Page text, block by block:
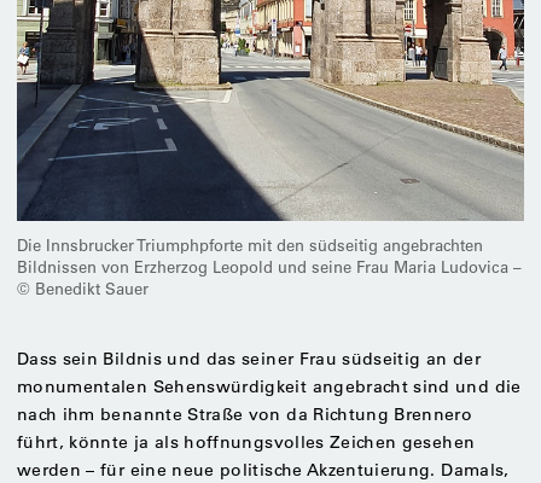
Die Innsbrucker Triumphpforte mit den südseitig angebrachten
Bildnissen von Erzherzog Leopold und seine Frau Maria Ludovica –
© Benedikt Sauer
Dass sein Bildnis und das seiner Frau südseitig an der
monumentalen Sehenswürdigkeit angebracht sind und die
nach ihm benannte Straße von da Richtung Brennero
führt, könnte ja als hoffnungsvolles Zeichen gesehen
werden – für eine neue politische Akzentuierung. Damals,